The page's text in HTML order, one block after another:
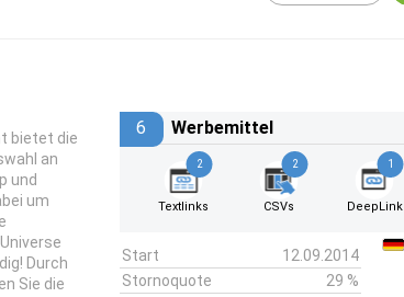
bietet die
an
und
um
Durch
Sie die
6 Werbemittel
2
Textlinks
2
CSVs
1
DeepLink
Start
12.09.2014
Stornoquote
29 %